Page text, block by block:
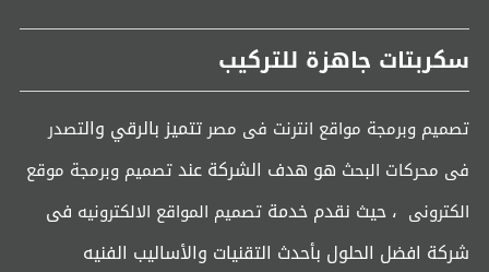
سكربتات جاهزة للتركيب
تصميم وبرمجة مواقع انترنت فى مصرتتميز بالرقي والتصدر
فى محركات البحث هو هدف الشركة عندتصميم وبرمجة موقع
الكترونى ، حيث نقدم خدمة تصميم المواقع الالكترونيه فى
شركة افضل الحلول بأحدث التقنيات والأساليب الفنيه